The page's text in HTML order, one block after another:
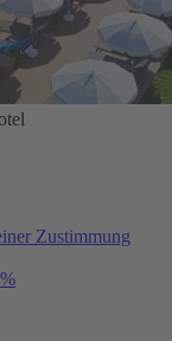
Zustimmung